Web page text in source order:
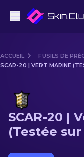
Milieu de
Fusils de
ACCUEIL FUSILS DE
SCAR-20 | VERT MARINE
SCAR-20 |
(Testée